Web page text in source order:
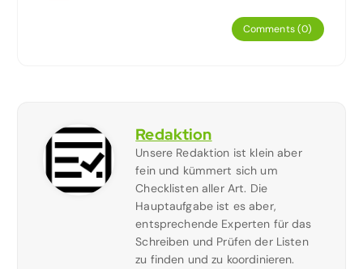
Comments (0)
Redaktion
Unsere Redaktion ist klein aber
fein und kümmert sich um
Checklisten aller Art. Die
Hauptaufgabe ist es aber,
entsprechende Experten für das
Schreiben und Prüfen der Listen
zu finden und zu koordinieren.